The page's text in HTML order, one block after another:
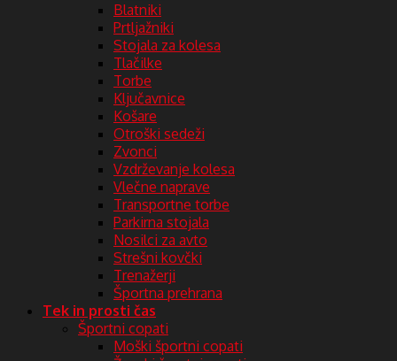
Blatniki
Prtljažniki
Stojala za kolesa
Tlačilke
Torbe
Ključavnice
Košare
Otroški sedeži
Zvonci
Vzdrževanje kolesa
Vlečne naprave
Transportne torbe
Parkirna stojala
Nosilci za avto
Strešni kovčki
Trenažerji
Športna prehrana
Tek in prosti čas
Športni copati
Moški športni copati